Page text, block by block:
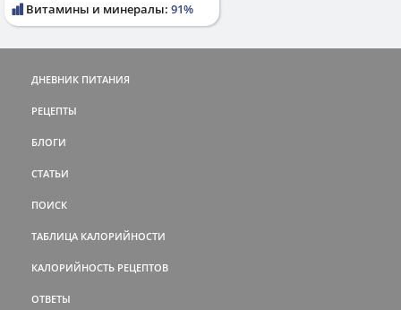
Витамины и минералы: 91%
ДНЕВНИК ПИТАНИЯ
РЕЦЕПТЫ
БЛОГИ
СТАТЬИ
ПОИСК
ТАБЛИЦА КАЛОРИЙНОСТИ
КАЛОРИЙНОСТЬ РЕЦЕПТОВ
ОТВЕТЫ